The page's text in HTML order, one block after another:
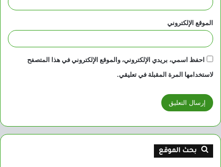
الموقع الإلكتروني
احفظ اسمي، بريدي الإلكتروني، والموقع الإلكتروني في هذا المتصفح
لاستخدامها المرة المقبلة في تعليقي.
بحث الموقع